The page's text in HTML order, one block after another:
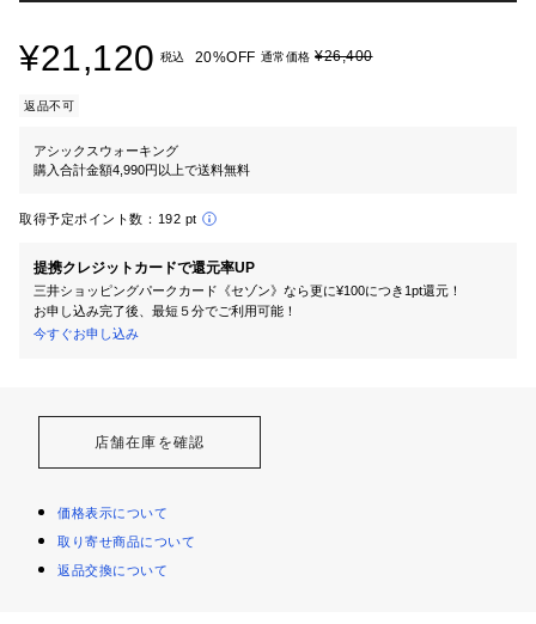
¥21,120 税込 20%OFF 通常価格 ¥26,400
返品不可
アシックスウォーキング
購入合計金額4,990円以上で送料無料
取得予定ポイント数： 192 pt
提携クレジットカードで還元率UP
三井ショッピングパークカード《セゾン》なら更に¥100につき1pt還元！
お申し込み完了後、最短５分でご利用可能！
今すぐお申し込み
店舗在庫を確認
価格表示について
取り寄せ商品について
返品交換について